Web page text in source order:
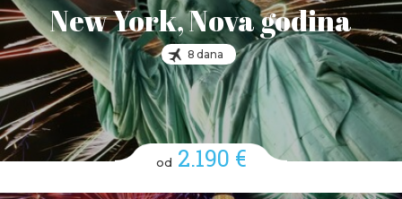
New York, Nova godina
8 dana
od 2.190 €